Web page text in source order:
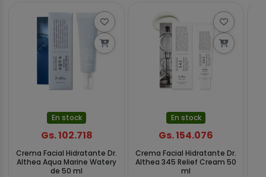
En stock
Gs. 102.718
Crema Facial Hidratante Dr.
Althea Aqua Marine Watery
de 50 ml
En stock
Gs. 154.076
Crema Facial Hidratante Dr.
Althea 345 Relief Cream 50
ml